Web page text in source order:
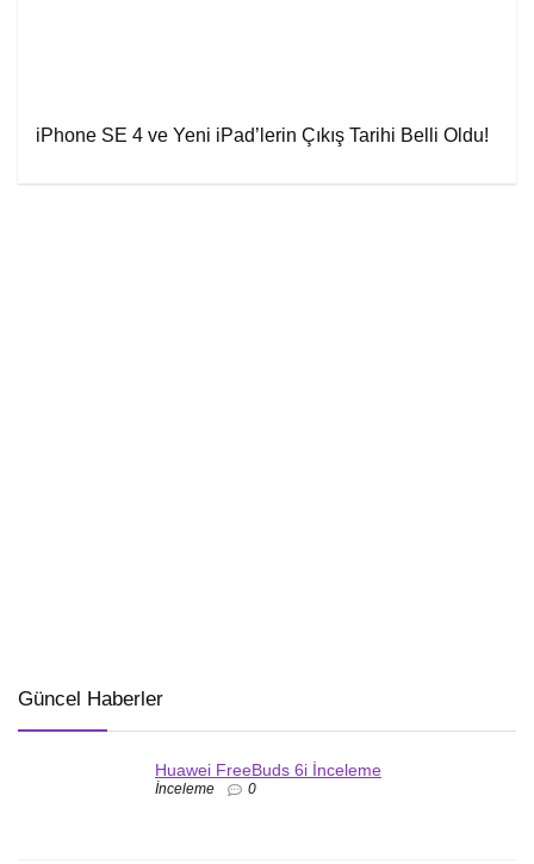
iPhone SE 4 ve Yeni iPad’lerin Çıkış Tarihi Belli Oldu!
Güncel Haberler
Huawei FreeBuds 6i İnceleme
İnceleme 0